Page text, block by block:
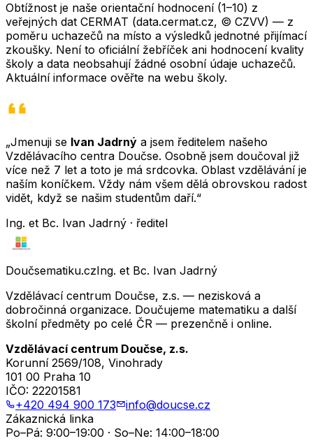
Obtížnost je naše orientační hodnocení (1–10) z
veřejných dat CERMAT (data.cermat.cz, © CZVV) — z
poměru uchazečů na místo a výsledků jednotné přijímací
zkoušky. Není to oficiální žebříček ani hodnocení kvality
školy a data neobsahují žádné osobní údaje uchazečů.
Aktuální informace ověřte na webu školy.
„Jmenuji se Ivan Jadrný a jsem ředitelem našeho
Vzdělávacího centra Doučse. Osobně jsem doučoval již
více než 7 let a toto je má srdcovka. Oblast vzdělávání je
naším koníčkem. Vždy nám všem dělá obrovskou radost
vidět, když se našim studentům daří.“
Ing. et Bc. Ivan Jadrný · ředitel
Doučsematiku.czIng. et Bc. Ivan Jadrný
Vzdělávací centrum Doučse, z.s. — nezisková a
dobročinná organizace. Doučujeme matematiku a další
školní předměty po celé ČR — prezenčně i online.
Vzdělávací centrum Doučse, z.s.
Korunní 2569/108, Vinohrady
101 00 Praha 10
IČO: 22201581
+420 494 900 173
info@doucse.cz
Zákaznická linka
Po–Pá: 9:00–19:00 · So–Ne: 14:00–18:00